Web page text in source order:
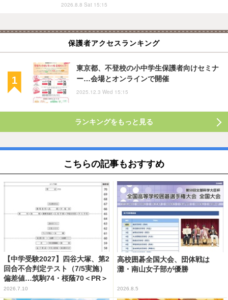
2026.8.8 Sat 15:15
保護者アクセスランキング
東京都、不登校の小中学生保護者向けセミナ
ー…会場とオンラインで開催
2025.12.3 Wed 15:15
ランキングをもっと見る
こちらの記事もおすすめ
【中学受験2027】四谷大塚、第2
回合不合判定テスト（7/5実施）
偏差値…筑駒74・桜蔭70＜PR＞
2026.7.10
高校囲碁全国大会、団体戦は
灘・南山女子部が優勝
2026.8.5